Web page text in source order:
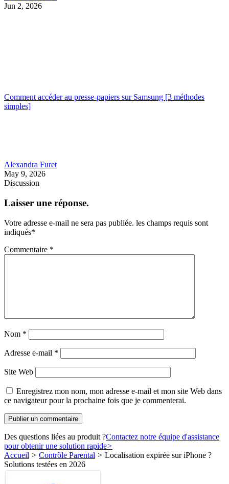
Jun 2, 2026
Comment accéder au presse-papiers sur Samsung [3 méthodes
simples]
Alexandra Furet
May 9, 2026
Discussion
Laisser une réponse.
Votre adresse e-mail ne sera pas publiée. les champs requis sont
indiqués*
Commentaire *
Nom *
Adresse e-mail *
Site Web
Enregistrez mon nom, mon adresse e-mail et mon site Web dans
ce navigateur pour la prochaine fois que je commenterai.
Des questions liées au produit ?Contactez notre équipe d'assistance
pour obtenir une solution rapide>
Accueil > Contrôle Parental > Localisation expirée sur iPhone ?
Solutions testées en 2026